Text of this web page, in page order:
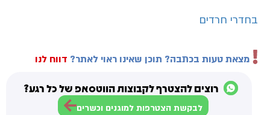
בחדרי חרדים
מצאת טעות בכתבה? תוכן שאינו ראוי לאתר? דווח לנו
רוצים להצטרף לקבוצות הווטסאפ של כל רגע?
לבקשת הצטרפות למוגנים וכשרים